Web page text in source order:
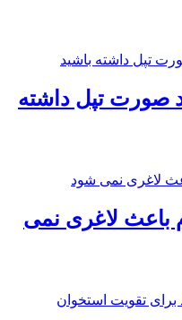
صورت تپل داشته
باعث لاغری نمی